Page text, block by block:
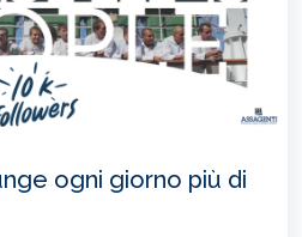
ogni giorno più di